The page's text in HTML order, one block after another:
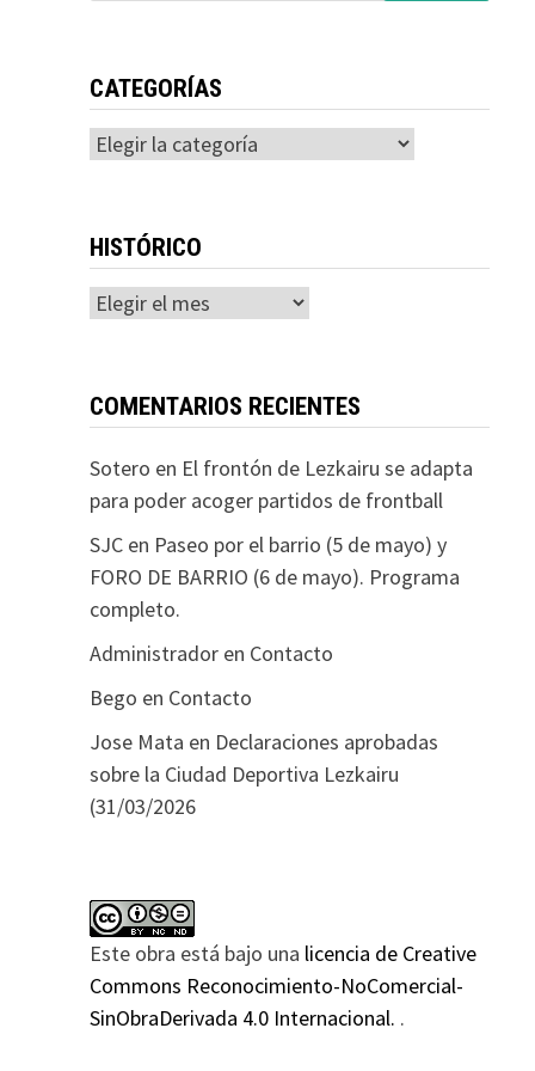
CATEGORÍAS
Categorías
HISTÓRICO
Histórico
COMENTARIOS RECIENTES
Sotero en El frontón de Lezkairu se adapta
para poder acoger partidos de frontball
SJCen Paseo por el barrio (5 de mayo) y
FORO DE BARRIO (6 de mayo). Programa
completo.
Administradoren Contacto
Bego en Contacto
Jose Mata en Declaraciones aprobadas
sobre la Ciudad Deportiva Lezkairu
(31/03/2026
Este obra está bajo una licencia de Creative
Commons Reconocimiento-NoComercial-
SinObraDerivada 4.0 Internacional. .